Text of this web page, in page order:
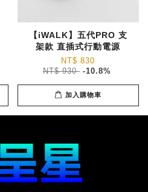
【iWALK】五代PRO 支
架款 直插式行動電源
NT$ 830
NT$ 930 -10.8%
加入購物車